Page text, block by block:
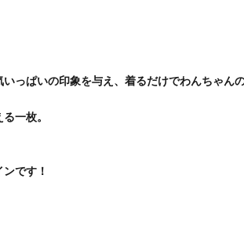
っぱいの印象を与え、着るだけでわんちゃん
一枚。
です！